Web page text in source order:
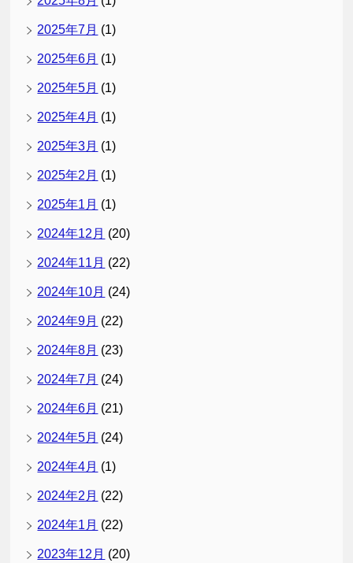
2025年7月 (1)
2025年6月 (1)
2025年5月 (1)
2025年4月 (1)
2025年3月 (1)
2025年2月 (1)
2025年1月 (1)
2024年12月 (20)
2024年11月 (22)
2024年10月 (24)
2024年9月 (22)
2024年8月 (23)
2024年7月 (24)
2024年6月 (21)
2024年5月 (24)
2024年4月 (1)
2024年2月 (22)
2024年1月 (22)
2023年12月 (20)